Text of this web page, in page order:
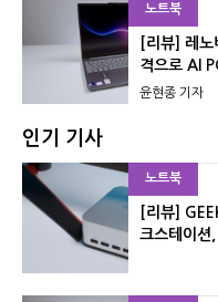
노트북
[리뷰] 레
격으로 AI
윤현종 기자
인기 기사
노트북
[리뷰]
크스테이션